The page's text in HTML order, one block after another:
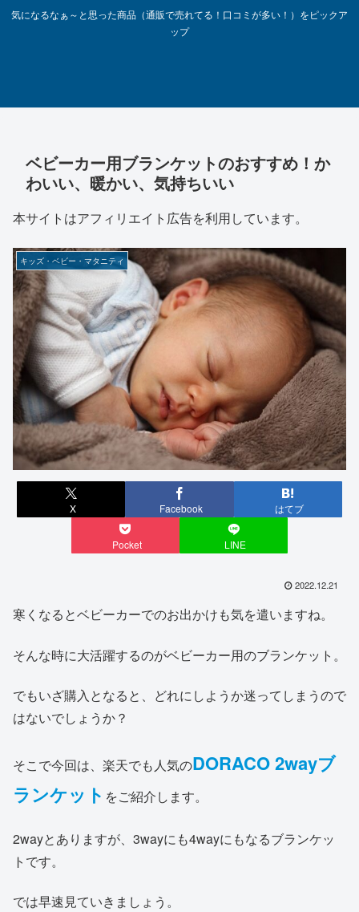
気になるなぁ～と思った商品（通販で売れてる！口コミが多い！）をピックア
ップ
ベビーカー用ブランケットのおすすめ！か
わいい、暖かい、気持ちいい
本サイトはアフィリエイト広告を利用しています。
キッズ・ベビー・マタニティ
X Facebook はてブ
Pocket LINE
2022.12.21
寒くなるとベビーカーでのお出かけも気を遣いますね。
そんな時に大活躍するのがベビーカー用のブランケット。
でもいざ購入となると、どれにしようか迷ってしまうので
はないでしょうか？
そこで今回は、楽天でも人気のDORACO 2wayブ
ランケット をご紹介します。
2wayとありますが、3wayにも4wayにもなるブランケッ
トです。
では早速見ていきましょう。